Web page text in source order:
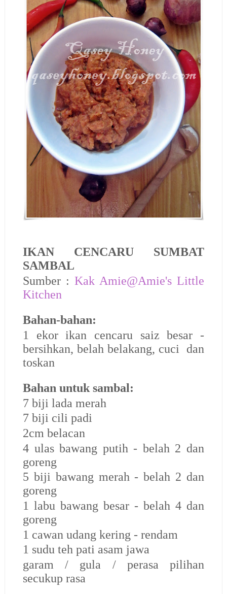
IKAN CENCARU SUMBAT
SAMBAL
Sumber : Kak Amie@Amie's Little
Kitchen
Bahan-bahan:
1 ekor ikan cencaru saiz besar -
bersihkan, belah belakang, cuci dan
toskan
Bahan untuk sambal:
7 biji lada merah
7 biji cili padi
2cm belacan
4 ulas bawang putih - belah 2 dan
goreng
5 biji bawang merah - belah 2 dan
goreng
1 labu bawang besar - belah 4 dan
goreng
1 cawan udang kering - rendam
1 sudu teh pati asam jawa
garam / gula / perasa pilihan
secukup rasa